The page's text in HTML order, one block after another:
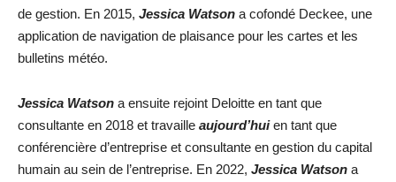
de gestion. En 2015, Jessica Watson a cofondé Deckee, une
application de navigation de plaisance pour les cartes et les
bulletins météo.
Jessica Watson a ensuite rejoint Deloitte en tant que
consultante en 2018 et travaille aujourd’huien tant que
conférencière d’entreprise et consultante en gestion du capital
humain au sein de l’entreprise. En 2022, Jessica Watson a